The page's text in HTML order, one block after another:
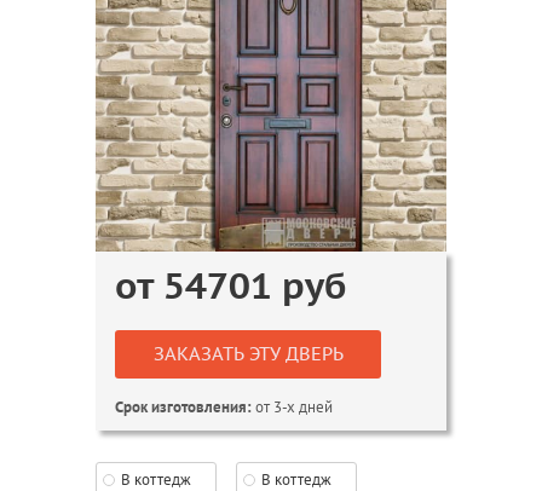
от 54701 руб
ЗАКАЗАТЬ ЭТУ ДВЕРЬ
Срок изготовления:от 3-х дней
В коттедж В коттедж